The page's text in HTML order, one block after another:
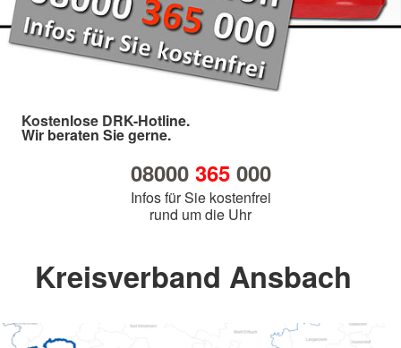
Kostenlose DRK-Hotline.
Wir beraten Sie gerne.
08000 365000
Infos für Sie kostenfrei
rund um die Uhr
Kreisverband Ansbach